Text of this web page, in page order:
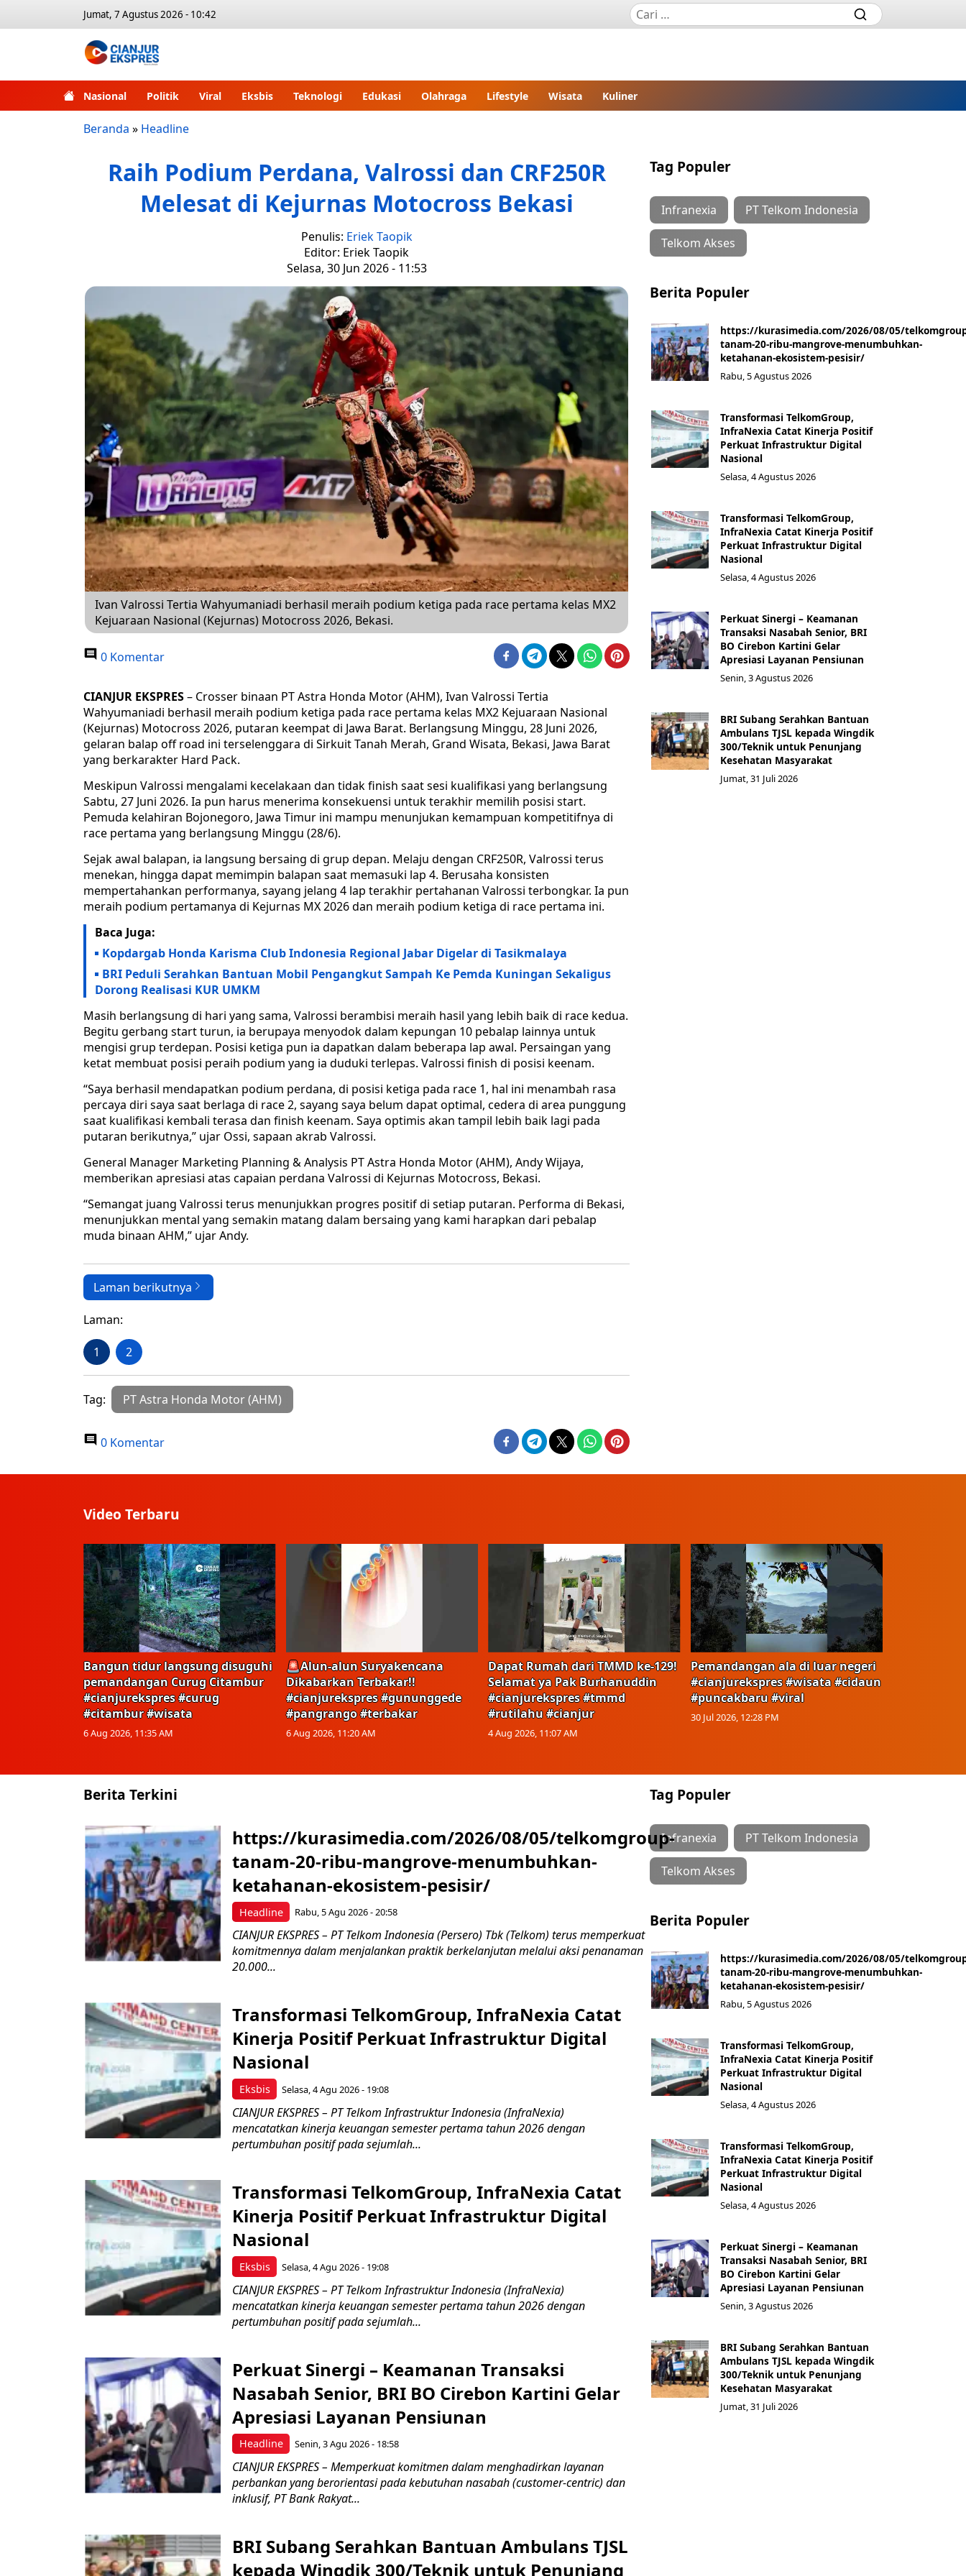
Jumat, 7 Agustus 2026 - 10:42
Nasional Politik Viral Eksbis Teknologi Edukasi Olahraga Lifestyle Wisata Kuliner
Beranda » Headline
Raih Podium Perdana, Valrossi dan CRF250R
Melesat di Kejurnas Motocross Bekasi
Penulis: Eriek Taopik
Editor: Eriek Taopik
Selasa, 30 Jun 2026 - 11:53
Ivan Valrossi Tertia Wahyumaniadi berhasil meraih podium ketiga pada race pertama kelas MX2
Kejuaraan Nasional (Kejurnas) Motocross 2026, Bekasi.
0 Komentar
CIANJUR EKSPRES– Crosser binaan PT Astra Honda Motor (AHM), Ivan Valrossi Tertia
Wahyumaniadi berhasil meraih podium ketiga pada race pertama kelas MX2 Kejuaraan Nasional
(Kejurnas) Motocross 2026, putaran keempat di Jawa Barat. Berlangsung Minggu, 28 Juni 2026,
gelaran balap off road ini terselenggara di Sirkuit Tanah Merah, Grand Wisata, Bekasi, Jawa Barat
yang berkarakter Hard Pack.
Meskipun Valrossi mengalami kecelakaan dan tidak finish saat sesi kualifikasi yang berlangsung
Sabtu, 27 Juni 2026. Ia pun harus menerima konsekuensi untuk terakhir memilih posisi start.
Pemuda kelahiran Bojonegoro, Jawa Timur ini mampu menunjukan kemampuan kompetitifnya di
race pertama yang berlangsung Minggu (28/6).
Sejak awal balapan, ia langsung bersaing di grup depan. Melaju dengan CRF250R, Valrossi terus
menekan, hingga dapat memimpin balapan saat memasuki lap 4. Berusaha konsisten
mempertahankan performanya, sayang jelang 4 lap terakhir pertahanan Valrossi terbongkar. Ia pun
meraih podium pertamanya di Kejurnas MX 2026 dan meraih podium ketiga di race pertama ini.
Baca Juga:
Kopdargab Honda Karisma Club Indonesia Regional Jabar Digelar di Tasikmalaya
BRI Peduli Serahkan Bantuan Mobil Pengangkut Sampah Ke Pemda Kuningan Sekaligus
Dorong Realisasi KUR UMKM
Masih berlangsung di hari yang sama, Valrossi berambisi meraih hasil yang lebih baik di race kedua.
Begitu gerbang start turun, ia berupaya menyodok dalam kepungan 10 pebalap lainnya untuk
mengisi grup terdepan. Posisi ketiga pun ia dapatkan dalam beberapa lap awal. Persaingan yang
ketat membuat posisi peraih podium yang ia duduki terlepas. Valrossi finish di posisi keenam.
“Saya berhasil mendapatkan podium perdana, di posisi ketiga pada race 1, hal ini menambah rasa
percaya diri saya saat berlaga di race 2, sayang saya belum dapat optimal, cedera di area punggung
saat kualifikasi kembali terasa dan finish keenam. Saya optimis akan tampil lebih baik lagi pada
putaran berikutnya,” ujar Ossi, sapaan akrab Valrossi.
General Manager Marketing Planning & Analysis PT Astra Honda Motor (AHM), Andy Wijaya,
memberikan apresiasi atas capaian perdana Valrossi di Kejurnas Motocross, Bekasi.
“Semangat juang Valrossi terus menunjukkan progres positif di setiap putaran. Performa di Bekasi,
menunjukkan mental yang semakin matang dalam bersaing yang kami harapkan dari pebalap
muda binaan AHM,” ujar Andy.
Laman berikutnya
Laman:
1 2
Tag: PT Astra Honda Motor (AHM)
0 Komentar
Tag Populer
Infranexia PT Telkom Indonesia
Telkom Akses
Berita Populer
https://kurasimedia.com/2026/08/05/
tanam-20-ribu-mangrove-menumbuhkan-
ketahanan-ekosistem-pesisir/
Rabu, 5 Agustus 2026
Transformasi TelkomGroup,
InfraNexia Catat Kinerja Positif
Perkuat Infrastruktur Digital
Nasional
Selasa, 4 Agustus 2026
Transformasi TelkomGroup,
InfraNexia Catat Kinerja Positif
Perkuat Infrastruktur Digital
Nasional
Selasa, 4 Agustus 2026
Perkuat Sinergi – Keamanan
Transaksi Nasabah Senior, BRI
BO Cirebon Kartini Gelar
Apresiasi Layanan Pensiunan
Senin, 3 Agustus 2026
BRI Subang Serahkan Bantuan
Ambulans TJSL kepada Wingdik
300/Teknik untuk Penunjang
Kesehatan Masyarakat ​
Jumat, 31 Juli 2026
Video Terbaru
Bangun tidur langsung disuguhi
pemandangan Curug Citambur
#cianjurekspres #curug
#citambur #wisata
6 Aug 2026, 11:35 AM
🚨Alun-alun Suryakencana
Dikabarkan Terbakar!!
#cianjurekspres #gununggede
#pangrango #terbakar
6 Aug 2026, 11:20 AM
Dapat Rumah dari TMMD ke-129!
Selamat ya Pak Burhanuddin
#cianjurekspres #tmmd
#rutilahu #cianjur
4 Aug 2026, 11:07 AM
Pemandangan ala di luar negeri
#cianjurekspres #wisata #cidaun
#puncakbaru #viral
30 Jul 2026, 12:28 PM
Berita Terkini
Headline
https://kurasimedia.com/2026/08/05/telkomgroup-
tanam-20-ribu-mangrove-menumbuhkan-
ketahanan-ekosistem-pesisir/
Rabu, 5 Agu 2026 - 20:58
CIANJUR EKSPRES – PT Telkom Indonesia (Persero) Tbk (Telkom) terus memperkuat
komitmennya dalam menjalankan praktik berkelanjutan melalui aksi penanaman
20.000...
Eksbis
Transformasi TelkomGroup, InfraNexia Catat
Kinerja Positif Perkuat Infrastruktur Digital
Nasional
Selasa, 4 Agu 2026 - 19:08
CIANJUR EKSPRES – PT Telkom Infrastruktur Indonesia (InfraNexia)
mencatatkan kinerja keuangan semester pertama tahun 2026 dengan
pertumbuhan positif pada sejumlah...
Eksbis
Transformasi TelkomGroup, InfraNexia Catat
Kinerja Positif Perkuat Infrastruktur Digital
Nasional
Selasa, 4 Agu 2026 - 19:08
CIANJUR EKSPRES – PT Telkom Infrastruktur Indonesia (InfraNexia)
mencatatkan kinerja keuangan semester pertama tahun 2026 dengan
pertumbuhan positif pada sejumlah...
Headline
Perkuat Sinergi – Keamanan Transaksi
Nasabah Senior, BRI BO Cirebon Kartini Gelar
Apresiasi Layanan Pensiunan
Senin, 3 Agu 2026 - 18:58
CIANJUR EKSPRES – Memperkuat komitmen dalam menghadirkan layanan
perbankan yang berorientasi pada kebutuhan nasabah (customer-centric) dan
inklusif, PT Bank Rakyat...
BRI Subang Serahkan Bantuan Ambulans TJSL
kepada Wingdik 300/Teknik untuk Penunjang
Tag Populer
Infranexia PT Telkom Indonesia
Telkom Akses
Berita Populer
https://kurasimedia.com/2026/08/05/
tanam-20-ribu-mangrove-menumbuhkan-
ketahanan-ekosistem-pesisir/
Rabu, 5 Agustus 2026
Transformasi TelkomGroup,
InfraNexia Catat Kinerja Positif
Perkuat Infrastruktur Digital
Nasional
Selasa, 4 Agustus 2026
Transformasi TelkomGroup,
InfraNexia Catat Kinerja Positif
Perkuat Infrastruktur Digital
Nasional
Selasa, 4 Agustus 2026
Perkuat Sinergi – Keamanan
Transaksi Nasabah Senior, BRI
BO Cirebon Kartini Gelar
Apresiasi Layanan Pensiunan
Senin, 3 Agustus 2026
BRI Subang Serahkan Bantuan
Ambulans TJSL kepada Wingdik
300/Teknik untuk Penunjang
Kesehatan Masyarakat ​
Jumat, 31 Juli 2026